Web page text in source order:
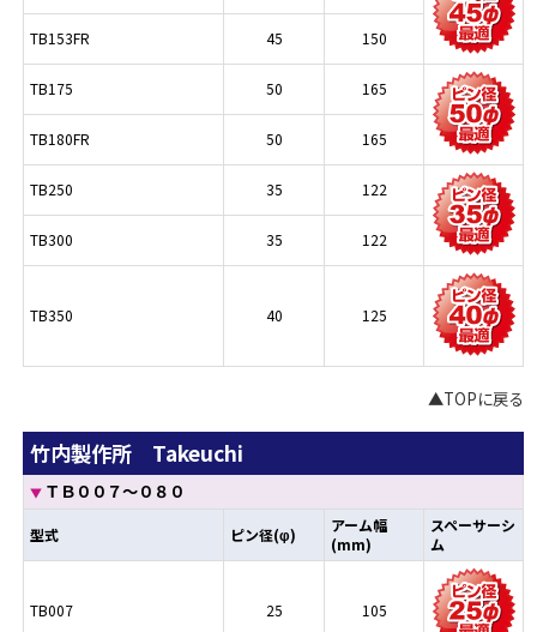
TB153FR 45 150
TB175 50 165
TB180FR 50 165
TB250 35 122
TB300 35 122
TB350 40 125
▲TOPに戻る
竹内製作所 Takeuchi
▼ ＴＢ００７～０８０
型式 ピン径(φ)
アーム幅
(mm)
スペーサーシ
ム
TB007 25 105